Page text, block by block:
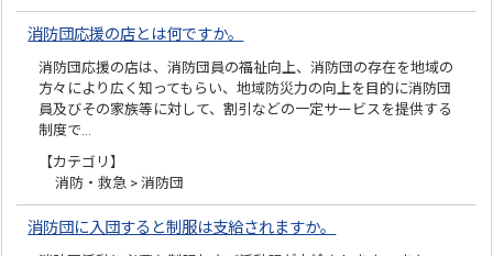
消防団応援の店とは何ですか。
消防団応援の店は、消防団員の福祉向上、消防団の存在を地域の
方々により広く知ってもらい、地域防災力の向上を目的に消防団
員及びその家族等に対して、割引などの一定サービスを提供する
制度で…
【カテゴリ】
消防・救急 > 消防団
消防団に入団すると制服は支給されますか。